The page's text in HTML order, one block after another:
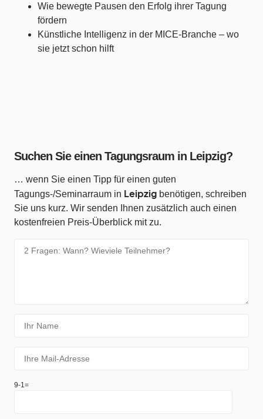
Wie bewegte Pausen den Erfolg ihrer Tagung
fördern
Künstliche Intelligenz in der MICE-Branche – wo
sie jetzt schon hilft
Suchen Sie einen Tagungsraum in Leipzig?
… wenn Sie einen Tipp für einen guten
Tagungs-/Seminarraum in Leipzig benötigen, schreiben
Sie uns kurz. Wir senden Ihnen zusätzlich auch einen
kostenfreien Preis-Überblick mit zu.
9-1=